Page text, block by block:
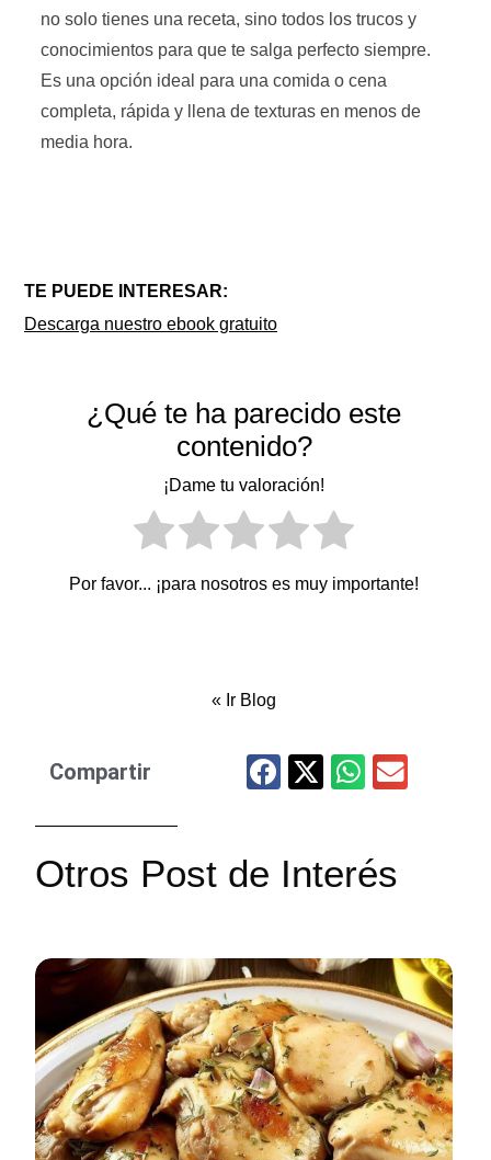
no solo tienes una receta, sino todos los trucos y
conocimientos para que te salga perfecto siempre.
Es una opción ideal para una comida o cena
completa, rápida y llena de texturas en menos de
media hora.
TE PUEDE INTERESAR:
Descarga nuestro ebook gratuito
¿Qué te ha parecido este
contenido?
¡Dame tu valoración!
Por favor... ¡para nosotros es muy importante!
« Ir Blog
Compartir
Otros Post de Interés